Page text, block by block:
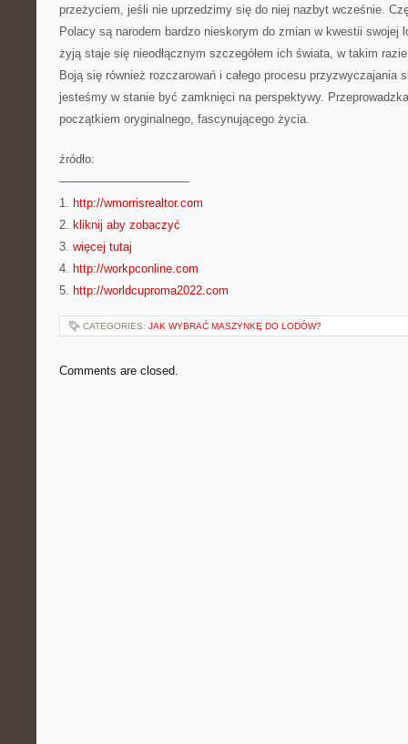
przeżyciem, jeśli nie uprzedzimy się do niej nazbyt wcześnie.
Polacy są narodem bardzo nieskorym do zmian w kwestii swojej
żyją staje się nieodłącznym szczegółem ich świata, w takim
Boją się również rozczarowań i całego procesu przyzwyczajania
jesteśmy w stanie być zamknięci na perspektywy.
początkiem oryginalnego, fascynującego życia.
źródło:
———————————
1. http://wmorrisrealtor.com
2. kliknij aby zobaczyć
3. więcej tutaj
4. http://workpconline.com
5. http://worldcuproma2022.com
CATEGORIES: JAK WYBRAĆ MASZYNKĘ DO LODÓW?
Comments are closed.